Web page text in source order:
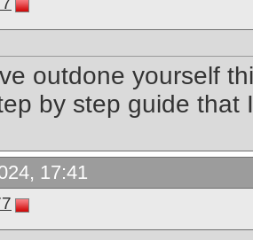
outdone yourself
by step guide
17:41